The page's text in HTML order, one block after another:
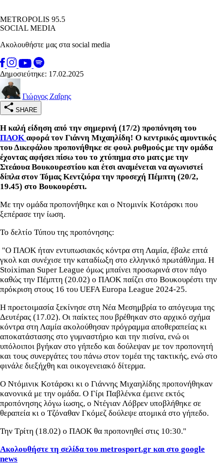
METROPOLIS 95.5
SOCIAL MEDIA
Ακολουθήστε μας στα social media
Δημοσιεύτηκε: 17.02.2025
Γιώργος Ζαΐρης
SHARE
Η καλή είδηση από την σημερινή (17/2) προπόνηση του
ΠΑΟΚ αφορά τον Γιάννη Μιχαηλίδη! Ο κεντρικός αμυντικός
του Δικεφάλου προπονήθηκε σε φουλ ρυθμούς με την ομάδα
έχοντας αφήσει πίσω του το χτύπημα στο ματς με την
Στεάουα Βουκουρεστίου και έτσι αναμένεται να αγωνιστεί
δίπλα στον Τόμας Κεντζιόρα την προσεχή Πέμπτη (20/2,
19.45) στο Βουκουρέστι.
Με την ομάδα προπονήθηκε και ο Ντομινίκ Κοτάρσκι που
ξεπέρασε την ίωση.
Το δελτίο Τύπου της προπόνησης:
"Ο ΠΑΟΚ ήταν εντυπωσιακός κόντρα στη Λαμία, έβαλε επτά
γκολ και συνέχισε την καταδίωξη στο ελληνικό πρωτάθλημα. Η
Stoiximan Super League όμως μπαίνει προσωρινά στον πάγο
καθώς την Πέμπτη (20.02) ο ΠΑΟΚ παίζει στο Βουκουρέστι την
πρόκριση στους 16 του UEFA Europa League 2024-25.
Η προετοιμασία ξεκίνησε στη Νέα Μεσημβρία το απόγευμα της
Δευτέρας (17.02). Οι παίκτες που βρέθηκαν στο αρχικό σχήμα
κόντρα στη Λαμία ακολούθησαν πρόγραμμα αποθεραπείας κι
αποκατάστασης στο γυμναστήριο και την πισίνα, ενώ οι
υπόλοιποι βγήκαν στο γήπεδο και δούλεψαν με τον προπονητή
και τους συνεργάτες του πάνω στον τομέα της τακτικής, ενώ στο
φινάλε διεξήχθη και οικογενειακό δίτερμα.
Ο Ντόμινικ Κοτάρσκι κι ο Γιάννης Μιχαηλίδης προπονήθηκαν
κανονικά με την ομάδα. Ο Γίρι Παβλένκα έμεινε εκτός
προπόνησης λόγω ίωσης, ο Ντέγιαν Λόβρεν υποβλήθηκε σε
θεραπεία κι ο Τζόναθαν Γκόμεζ δούλεψε ατομικά στο γήπεδο.
Την Τρίτη (18.02) ο ΠΑΟΚ θα προπονηθεί στις 10:30."
Ακολουθήστε τη σελίδα του metrosport.gr και στο google
news